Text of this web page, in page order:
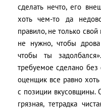
сделать нечто, его
хоть чем-то да
правило, не только
не нужно, чтобы
чтобы ты
требуемое сделано
оценщик все равно
с позиции вкусовщины.
грязная, тетрадка